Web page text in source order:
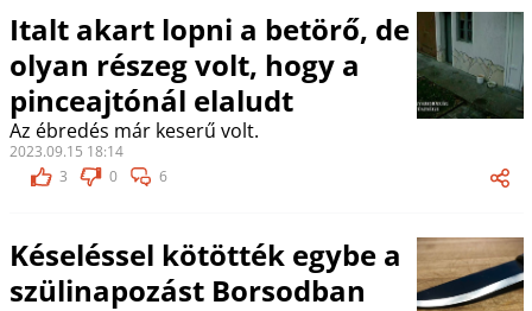
Italt akart lopni a betörő, de
olyan részeg volt, hogy a
pinceajtónál elaludt
Az ébredés már keserű volt.
2023.09.15 18:14
3
0 6
Késeléssel kötötték egybe a
szülinapozást Borsodban